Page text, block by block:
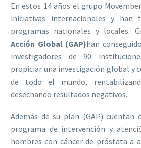
En estos 14 años el grupo
iniciativas internacionales y han
programas nacionales y locales.
Acción Global (GAP)han
investigadores de 90
propiciar una investigación global y
de todo el mundo,
desechando resultados negativos.
Además de su plan (GAP) cuentan
programa de intervención y
hombres con cáncer de próstata a